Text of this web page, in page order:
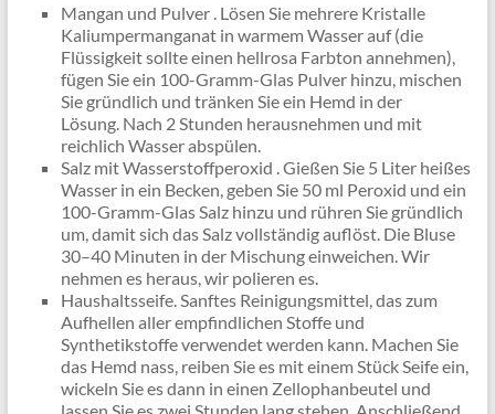
Mangan und Pulver . Lösen Sie mehrere Kristalle
Kaliumpermanganat in warmem Wasser auf (die
Flüssigkeit sollte einen hellrosa Farbton annehmen),
fügen Sie ein 100-Gramm-Glas Pulver hinzu, mischen
Sie gründlich und tränken Sie ein Hemd in der
Lösung. Nach 2 Stunden herausnehmen und mit
reichlich Wasser abspülen.
Salz mit Wasserstoffperoxid . Gießen Sie 5 Liter heißes
Wasser in ein Becken, geben Sie 50 ml Peroxid und ein
100-Gramm-Glas Salz hinzu und rühren Sie gründlich
um, damit sich das Salz vollständig auflöst. Die Bluse
30–40 Minuten in der Mischung einweichen. Wir
nehmen es heraus, wir polieren es.
Haushaltsseife. Sanftes Reinigungsmittel, das zum
Aufhellen aller empfindlichen Stoffe und
Synthetikstoffe verwendet werden kann. Machen Sie
das Hemd nass, reiben Sie es mit einem Stück Seife ein,
wickeln Sie es dann in einen Zellophanbeutel und